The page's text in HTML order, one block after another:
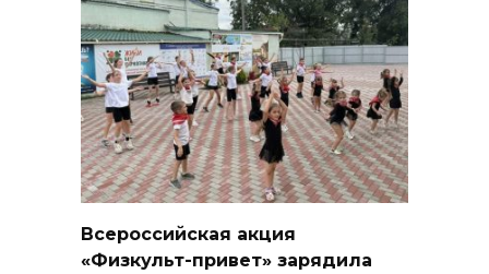
Всероссийская акция
«Физкульт-привет» зарядила